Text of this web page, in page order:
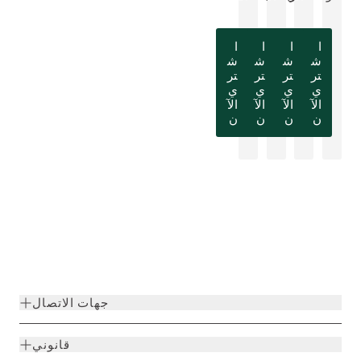
ا
ش
تر
ي
الآ
ن
ا
ش
تر
ي
الآ
ن
ا
ش
تر
ي
الآ
ن
ا
ش
تر
ي
الآ
ن
جهات الاتصال
قانوني